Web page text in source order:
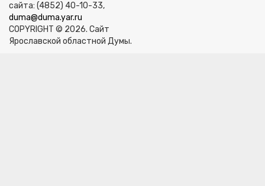
сайта: (4852) 40-10-33,
duma@duma.yar.ru
COPYRIGHT © 2026. Сайт
Ярославской областной Думы.